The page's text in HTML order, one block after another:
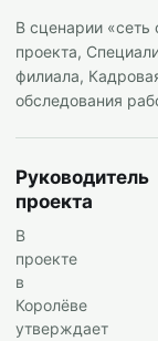
В сценарии «сеть
проекта,
филиала,
обследования
Руководитель
проекта
В
проекте
в
Королёве
утверждает